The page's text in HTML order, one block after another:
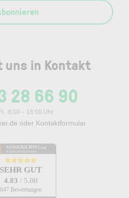
uns in Kontakt
28 66 90
8:00 – 18:00 Uhr
oder Kontaktformular
AUSGEZEICHNET .org
Kundenbewertungen
SEHR GUT
4.83 / 5.00
647 Bewertungen